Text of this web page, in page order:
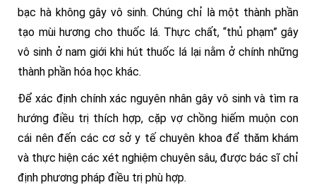
bạc hà không gây vô sinh. Chúng chỉ là một thành phần
tạo mùi hương cho thuốc lá. Thực chất, “thủ phạm” gây
vô sinh ở nam giới khi hút thuốc lá lại nằm ở chính những
thành phần hóa học khác.
Để xác định chính xác nguyên nhân gây vô sinh và tìm ra
hướng điều trị thích hợp, cặp vợ chồng hiếm muộn con
cái nên đến các cơ sở y tế chuyên khoa để thăm khám
và thực hiện các xét nghiệm chuyên sâu, được bác sĩ chỉ
định phương pháp điều trị phù hợp.